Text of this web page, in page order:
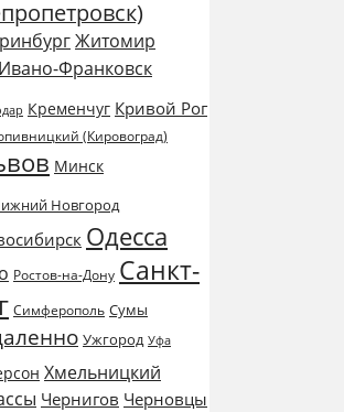
Житомир
Ивано-Франковск
Кременчуг Кривой Рог
(Кировоград)
Минск
Новгород
Одесса
Ростов-на-Дону Санкт-
Симферополь Сумы
Ужгород Уфа
Хмельницкий
Чернигов Черновцы